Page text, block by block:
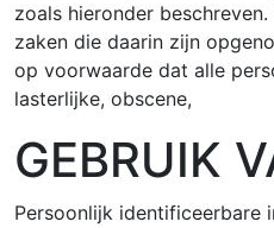
zoals hieronder
zaken die daarin zijn
op voorwaarde dat alle
lasterlijke, obscene,
GEBRUIK
Persoonlijk identificeerbare